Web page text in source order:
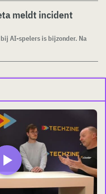
meldt incident
AI-spelers is bijzonder. Na